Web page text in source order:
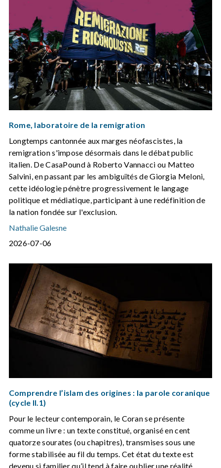
Rome, laboratoire de la remigration
Longtemps cantonnée aux marges néofascistes, la
remigration s'impose désormais dans le débat public
italien. De CasaPound à Roberto Vannacci ou Matteo
Salvini, en passant par les ambiguïtés de Giorgia Meloni,
cette idéologie pénètre progressivement le langage
politique et médiatique, participant à une redéfinition de
la nation fondée sur l'exclusion.
Nathalie Galesne
2026-07-06
Comprendre l’islam des origines : la parole coranique
(cycle II.1)
Pour le lecteur contemporain, le Coran se présente
comme un livre : un texte constitué, organisé en cent
quatorze sourates (ou chapitres), transmises sous une
forme stabilisée au fil du temps. Cet état du texte est
devenu si familier qu’il tend à faire oublier une réalité